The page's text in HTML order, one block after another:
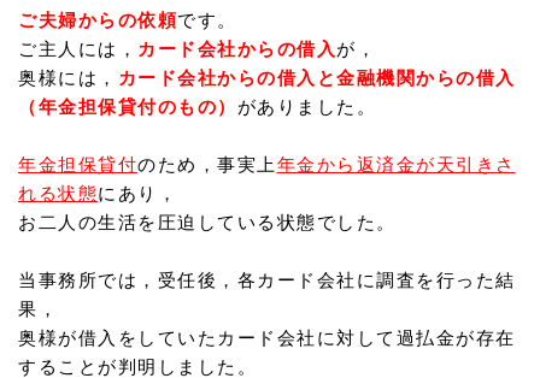
ご夫婦からの依頼です。
ご主人には， カード会社からの借入 が，
奥様には， カード会社からの借入と金融機関からの借入
（年金担保貸付のもの） がありました。
年金担保貸付のため，事実上 年金から返済金が天引きさ
れる状態にあり，
お二人の生活を圧迫している状態でした。
当事務所では，受任後，各カード会社に調査を行った結
果，
奥様が借入をしていたカード会社に対して過払金が存在
することが判明しました。